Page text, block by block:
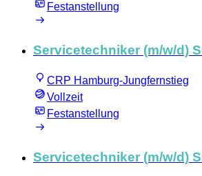
Festanstellung
Servicetechniker (m/w/d)
CRP Hamburg-Jungfernstieg
Vollzeit
Festanstellung
Servicetechniker (m/w/d)